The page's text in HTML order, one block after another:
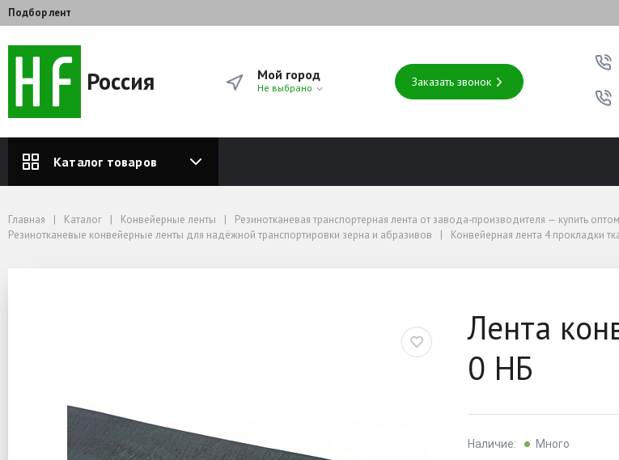
Подбор лент
Россия Мой город
Не выбрано Заказать звонок
Каталог товаров
Главная
Каталог
Резинотканевая транспортерная лента от завода‑производителя — купить оптом по ценам завода с доставкой по России
Резинотканевые конвейерные ленты для надёжной транспортировки зерна и абразивов
Конвейерная лента 4 прокладки ткань БКНЛ
Главная Каталог Конвейерные ленты
Резинотканевая транспортерная лента от завода‑производителя — купить
Резинотканевые конвейерные ленты для надёжной транспортировки зерна и абразивов
Конвейерная лента 4 прокладки
Лента
0 НБ
Наличие: Много